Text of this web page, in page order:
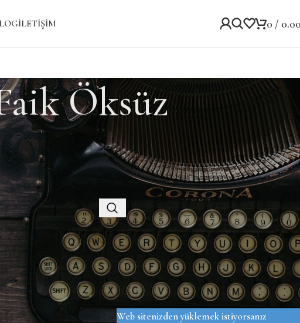
İLETIŞIM 0 /
Öksüz
Kategoriler
Kategori yok
Recent Posts
OUR INSTAGRAM
Web sitenizden yüklemek istiyorsanız